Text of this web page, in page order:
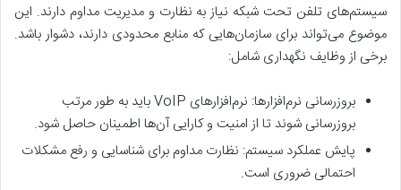
سیستم‌های تلفن تحت شبکه نیاز به نظارت و مدیریت مداوم دارند. این
موضوع می‌تواند برای سازمان‌هایی که منابع محدودی دارند، دشوار باشد.
برخی از وظایف نگهداری شامل:
بروزرسانی نرم‌افزارها: نرم‌افزارهای VoIP باید به طور مرتب
بروزرسانی شوند تا از امنیت و کارایی آن‌ها اطمینان حاصل شود.
پایش عملکرد سیستم: نظارت مداوم برای شناسایی و رفع مشکلات
احتمالی ضروری است.